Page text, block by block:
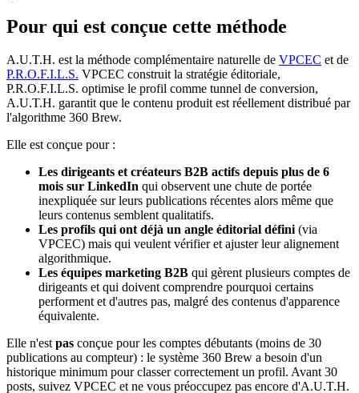
Pour qui est conçue cette méthode
A.U.T.H. est la méthode complémentaire naturelle de VPCEC et de
P.R.O.F.I.L.S. VPCEC construit la stratégie éditoriale,
P.R.O.F.I.L.S. optimise le profil comme tunnel de conversion,
A.U.T.H. garantit que le contenu produit est réellement distribué par
l'algorithme 360 Brew.
Elle est conçue pour :
Les dirigeants et créateurs B2B actifs depuis plus de 6
mois sur LinkedIn qui observent une chute de portée
inexpliquée sur leurs publications récentes alors même que
leurs contenus semblent qualitatifs.
Les profils qui ont déjà un angle éditorial défini(via
VPCEC) mais qui veulent vérifier et ajuster leur alignement
algorithmique.
Les équipes marketing B2B qui gèrent plusieurs comptes de
dirigeants et qui doivent comprendre pourquoi certains
performent et d'autres pas, malgré des contenus d'apparence
équivalente.
Elle n'estpas conçue pour les comptes débutants (moins de 30
publications au compteur) : le système 360 Brew a besoin d'un
historique minimum pour classer correctement un profil. Avant 30
posts, suivez VPCEC et ne vous préoccupez pas encore d'A.U.T.H.